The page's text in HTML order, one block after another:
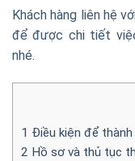
Khách hàng liên hệ
để được chi tiết
nhé.
1 Điều kiện để
2 Hồ sơ và thủ tục